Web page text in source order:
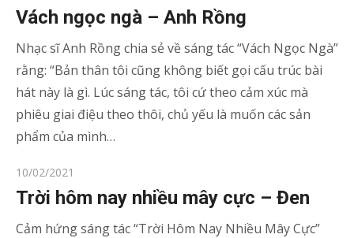
on
Vách ngọc ngà – Anh Rồng
Nhạc sĩ Anh Rồng chia sẻ về sáng tác “Vách Ngọc Ngà”
rằng: “Bản thân tôi cũng không biết gọi cấu trúc bài
hát này là gì. Lúc sáng tác, tôi cứ theo cảm xúc mà
phiêu giai điệu theo thôi, chủ yếu là muốn các sản
phẩm của mình…
Posted
on
10/02/2021
Trời hôm nay nhiều mây cực – Đen
Cảm hứng sáng tác “Trời Hôm Nay Nhiều Mây Cực”